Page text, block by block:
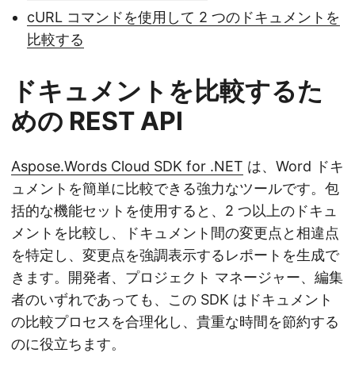
cURL コマンドを使用して 2 つのドキュメントを
比較する
ドキュメントを比較するた
めの REST API
Aspose.Words Cloud SDK for .NET は、Word ドキ
ュメントを簡単に比較できる強力なツールです。包
括的な機能セットを使用すると、2 つ以上のドキュ
メントを比較し、ドキュメント間の変更点と相違点
を特定し、変更点を強調表示するレポートを生成で
きます。開発者、プロジェクト マネージャー、編集
者のいずれであっても、この SDK はドキュメント
の比較プロセスを合理化し、貴重な時間を節約する
のに役立ちます。